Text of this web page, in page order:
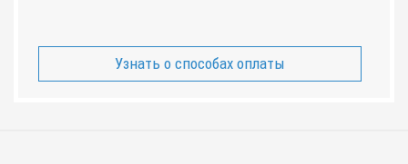
Узнать о способах оплаты